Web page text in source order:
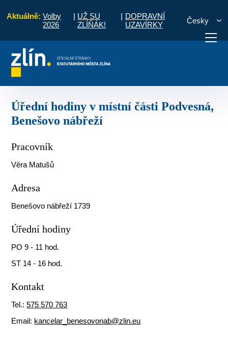
Aktuálně: Volby
2026
| UŽ SU
ZLÍŇÁK!
| DOPRAVNÍ
UZAVÍRKY
Česky
vyřídit Potřebuji zaplatit Diskuzní
Úřední hodiny v místní části Podvesná,
Benešovo nábřeží
Pracovník
Věra Matušů
Adresa
Benešovo nábřeží 1739
Úřední hodiny
PO 9 - 11 hod.
ST 14 - 16 hod.
Kontakt
Tel.:575 570 763
Email: kancelar_benesovonab@zlin.eu